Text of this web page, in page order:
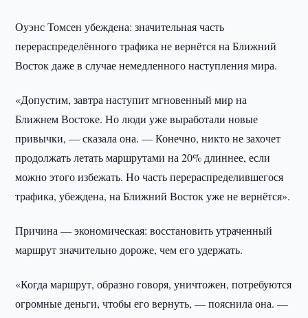
Оуэнс Томсен убеждена: значительная часть
перераспределённого трафика не вернётся на Ближний
Восток даже в случае немедленного наступления мира.
«Допустим, завтра наступит мгновенный мир на
Ближнем Востоке. Но люди уже выработали новые
привычки, — сказала она. — Конечно, никто не захочет
продолжать летать маршрутами на 20% длиннее, если
можно этого избежать. Но часть перераспределившегося
трафика, убеждена, на Ближний Восток уже не вернётся».
Причина — экономическая: восстановить утраченный
маршрут значительно дороже, чем его удержать.
«Когда маршрут, образно говоря, уничтожен, потребуются
огромные деньги, чтобы его вернуть, — пояснила она. —